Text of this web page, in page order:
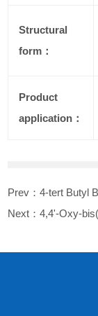
Structural
form：
Product
application：
Prev：4-tert Butyl
Next：4,4'-Oxy-